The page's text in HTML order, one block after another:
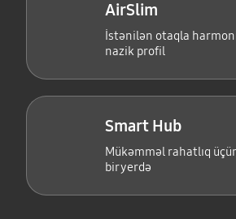
AirSlim
İstənilən otaqla
nazik profil
Smart Hub
Mükəmməl rahatlıq
bir yerdə